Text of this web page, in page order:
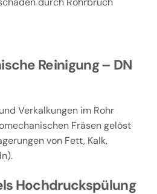
Reinigung – DN
Verkalkungen im Rohr
Fräsen gelöst
von Fett, Kalk,
Hochdruckspülung